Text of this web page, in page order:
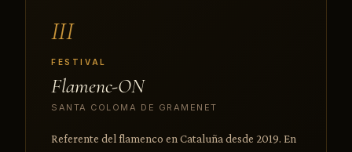
III
FESTIVAL
Flamenc-ON
SANTA COLOMA DE GRAMENET
Referente del flamenco en Cataluña desde 2019. En